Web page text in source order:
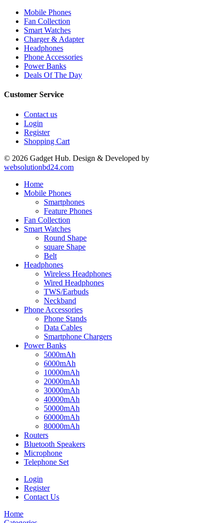
Mobile Phones
Fan Collection
Smart Watches
Charger & Adapter
Headphones
Phone Accessories
Power Banks
Deals Of The Day
Customer Service
Contact us
Login
Register
Shopping Cart
© 2026 Gadget Hub. Design & Developed by
websolutionbd24.com
Home
Mobile Phones
Smartphones
Feature Phones
Fan Collection
Smart Watches
Round Shape
square Shape
Belt
Headphones
Wireless Headphones
Wired Headphones
TWS/Earbuds
Neckband
Phone Accessories
Phone Stands
Data Cables
Smartphone Chargers
Power Banks
5000mAh
6000mAh
10000mAh
20000mAh
30000mAh
40000mAh
50000mAh
60000mAh
80000mAh
Routers
Bluetooth Speakers
Microphone
Telephone Set
Login
Register
Contact Us
Home